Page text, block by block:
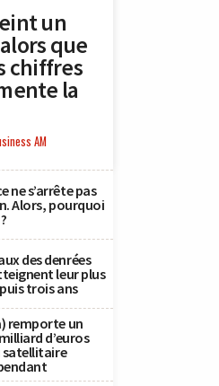
un
que
chiffres
la
AM
ne s’arrête pas
Alors, pourquoi
des denrées
leur plus
trois ans
remporte un
d’euros
satellitaire